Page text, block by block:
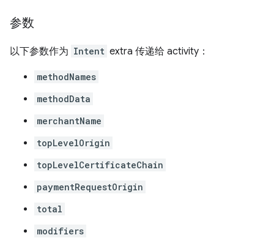
参数
以下参数作为 Intent extra 传递给 activity：
methodNames
methodData
merchantName
topLevelOrigin
topLevelCertificateChain
paymentRequestOrigin
total
modifiers